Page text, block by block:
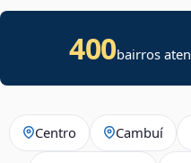
400bairros
Centro Cambuí